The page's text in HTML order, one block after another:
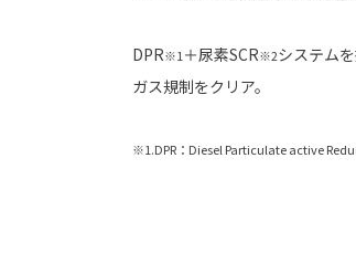
DPR※1 ＋尿素SCR※2システム
ガス規制をクリア。
※1.DPR：Diesel Particulate active